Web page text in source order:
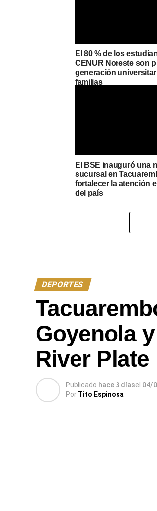
El 80 % de los
CENUR Noreste son
generación
familias
El BSE inauguró una
sucursal en
fortalecer la atención
del país
DEPORTES
Goyenola
River Plate
Publicado hace 3 díasel 04/
Por Tito Espinosa